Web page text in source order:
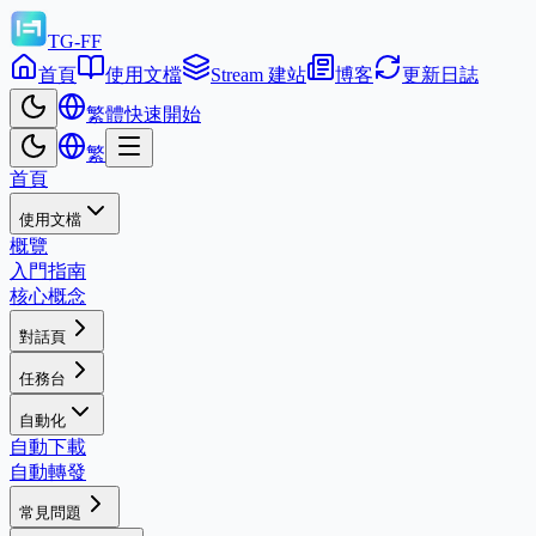
TG-FF
首頁
使用文檔 Stream 建站 博客
更新日誌
繁體快速開始
繁
首頁
使用文檔
概覽
入門指南
核心概念
對話頁
任務台
自動化
自動下載
自動轉發
常見問題